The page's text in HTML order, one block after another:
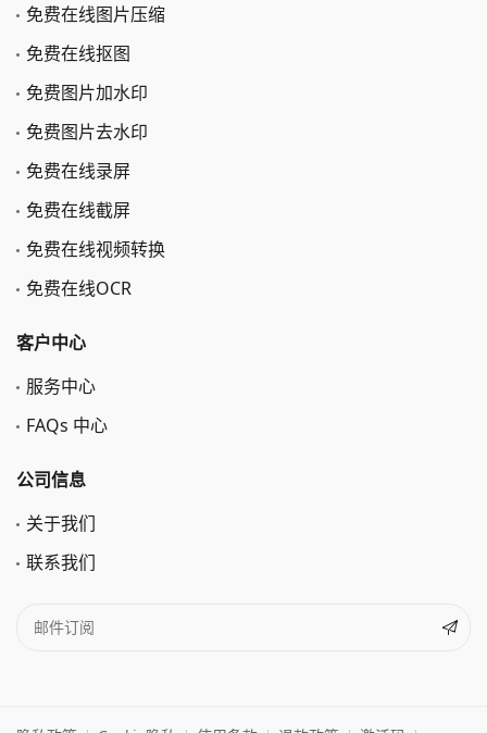
免费在线图片压缩
免费在线抠图
免费图片加水印
免费图片去水印
免费在线录屏
免费在线截屏
免费在线视频转换
免费在线OCR
客户中心
服务中心
FAQs 中心
公司信息
关于我们
联系我们